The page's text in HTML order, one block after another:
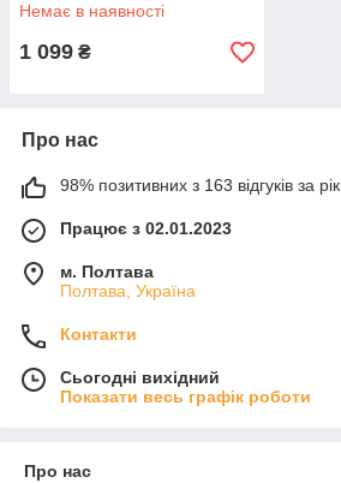
Немає в наявності
1 099 ₴
Про нас
98% позитивних з 163 відгуків за рік
Працює з 02.01.2023
м. Полтава
Полтава, Україна
Контакти
Сьогодні вихідний
Показати весь графік роботи
Про нас